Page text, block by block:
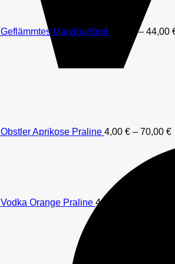
Geflämmtes Marzipanbrot – 44,00
Obstler Aprikose Praline 4,00 € – 70,00 €
Vodka Orange Praline 4,00